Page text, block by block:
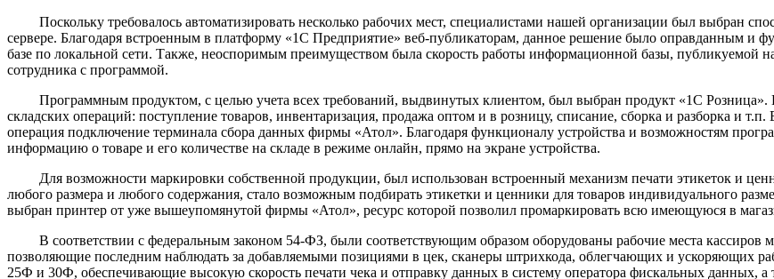
Поскольку требовалось автоматизировать несколько рабочих мест, специалистами нашей организации был выбран
сервере. Благодаря встроенным в платформу «1С Предприятие» веб-публикаторам, данное решение было оправданным и
базе по локальной сети. Также, неоспоримым преимуществом была скорость работы информационной базы, публикуемой на
сотрудника с программой.
Программным продуктом, с целью учета всех требований, выдвинутых клиентом, был выбран продукт «1С Розница».
складских операций: поступление товаров, инвентаризация, продажа оптом и в розницу, списание, сборка и разборка и
операция подключение терминала сбора данных фирмы «Атол». Благодаря функционалу устройства и возможностям
информацию о товаре и его количестве на складе в режиме онлайн, прямо на экране устройства.
Для возможности маркировки собственной продукции, был использован встроенный механизм печати этикеток и
любого размера и любого содержания, стало возможным подбирать этикетки и ценники для товаров индивидуального
выбран принтер от уже вышеупомянутой фирмы «Атол», ресурс которой позволил промаркировать всю имеющуюся в
В соответствии с федеральным законом 54-ФЗ, были соответствующим образом оборудованы рабочие места кассиров
позволяющие последним наблюдать за добавляемыми позициями в цек, сканеры штрихкода, облегчающих и ускоряющих
25Ф и 30Ф, обеспечивающие высокую скорость печати чека и отправку данных в систему оператора фискальных данных,